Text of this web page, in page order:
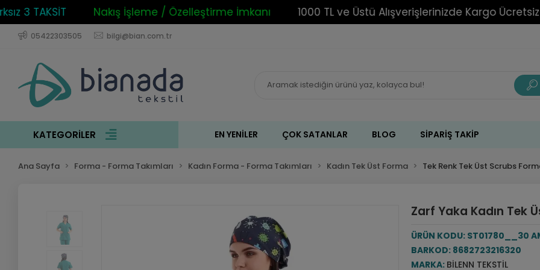
TAKSİT Nakış İşleme / Özelleştirme İmkanı 1000 TL ve Üstü Alışverişlerinizde Kargo Ücretsiz!
05422303505 bilgi@bian.com.tr
KATEGORİLER EN YENILER ÇOK SATANLAR BLOG SIPARIŞ TAKIP
Ana Sayfa Forma - Forma Takımları Kadın Forma - Forma Takımları Kadın Tek Üst Forma Tek Renk Tek Üst Scrubs
Zarf Yaka Kadın Tek
ÜRÜN KODU: ST01780__30
BARKOD: 8682723216320
MARKA: BILENN TEKSTIL